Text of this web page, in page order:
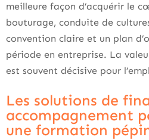
meilleure façon d’acquérir le
bouturage, conduite de
convention claire et un plan
période en entreprise. La
est souvent décisive pour
Les solutions de
accompagnement
une formation